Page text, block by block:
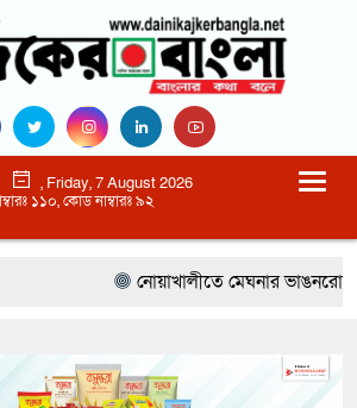
, Friday, 7 August 2026
১১০, কোড নাম্বারঃ ৯২
নোয়াখালীতে মেঘনার ভাঙনরোধে